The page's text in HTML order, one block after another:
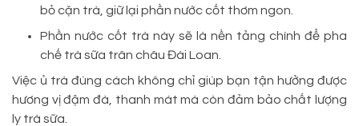
bỏ cặn trà, giữ lại phần nước cốt thơm ngon.
Phần nước cốt trà này sẽ là nền tảng chính để pha
chế trà sữa trân châu Đài Loan.
Việc ủ trà đúng cách không chỉ giúp bạn tận hưởng được
hương vị đậm đà, thanh mát mà còn đảm bảo chất lượng
ly trà sữa.